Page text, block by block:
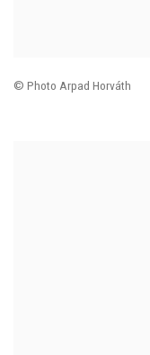
© Photo Arpad Horváth